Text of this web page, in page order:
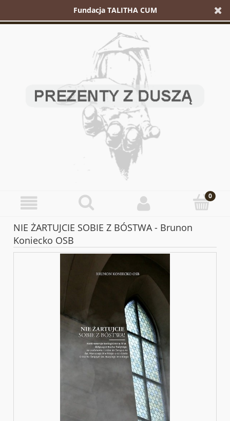
Fundacja TALITHA CUM
NIE ŻARTUJCIE SOBIE Z BÓSTWA - Brunon
Koniecko OSB